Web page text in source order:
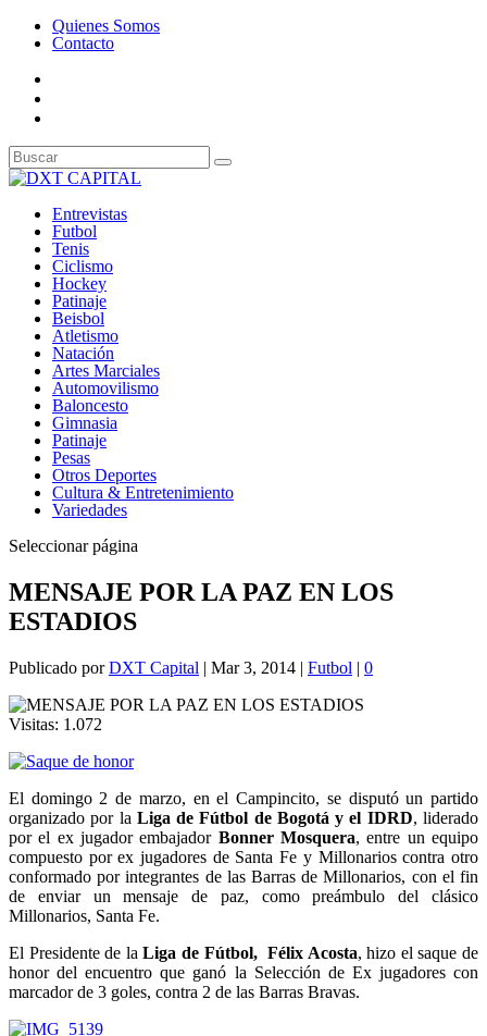
Quienes Somos
Contacto
Entrevistas
Futbol
Tenis
Ciclismo
Hockey
Patinaje
Beisbol
Atletismo
Natación
Artes Marciales
Automovilismo
Baloncesto
Gimnasia
Patinaje
Pesas
Otros Deportes
Cultura & Entretenimiento
Variedades
Seleccionar página
MENSAJE POR LA PAZ EN LOS
ESTADIOS
Publicado porDXT Capital | Mar 3, 2014 | Futbol | 0
Visitas: 1.072
El domingo 2 de marzo, en el Campincito, se disputó un partido
organizado por la Liga de Fútbol de Bogotá y el IDRD, liderado
por el ex jugador embajador Bonner Mosquera, entre un equipo
compuesto por ex jugadores de Santa Fe y Millonarios contra otro
conformado por integrantes de las Barras de Millonarios, con el fin
de enviar un mensaje de paz, como preámbulo del clásico
Millonarios, Santa Fe.
El Presidente de laLiga de Fútbol, Félix Acosta, hizo el saque de
honor del encuentro que ganó la Selección de Ex jugadores con
marcador de 3 goles, contra 2 de las Barras Bravas.